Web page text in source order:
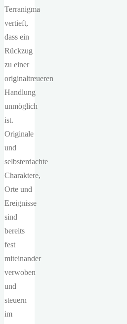
Terranigma
vertieft,
dass ein
Rückzug
zu einer
originaltreueren
Handlung
unmöglich
ist.
Originale
und
selbsterdachte
Charaktere,
Orte und
Ereignisse
sind
bereits
fest
miteinander
verwoben
und
steuern
im